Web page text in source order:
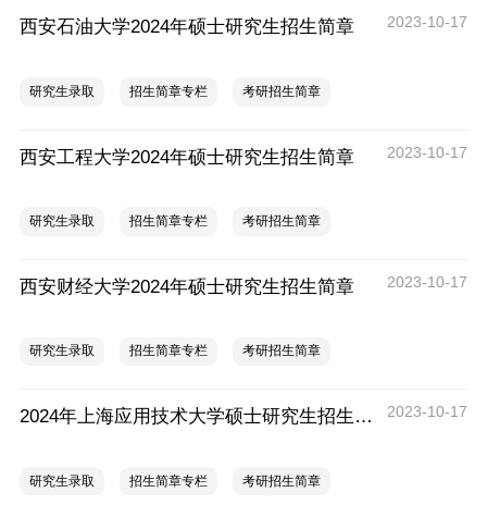
西安石油大学2024年硕士研究生招生简章 2023-10-17
研究生录取 招生简章专栏 考研招生简章
西安工程大学2024年硕士研究生招生简章 2023-10-17
研究生录取 招生简章专栏 考研招生简章
西安财经大学2024年硕士研究生招生简章 2023-10-17
研究生录取 招生简章专栏 考研招生简章
​2024年上海应用技术大学硕士研究生招生简章 2023-10-17
研究生录取 招生简章专栏 考研招生简章